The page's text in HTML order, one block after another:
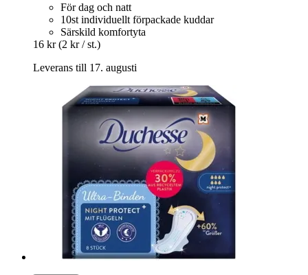
För dag och natt
10st individuellt förpackade kuddar
Särskild komfortyta
16 kr (2 kr / st.)
Leverans till 17. augusti